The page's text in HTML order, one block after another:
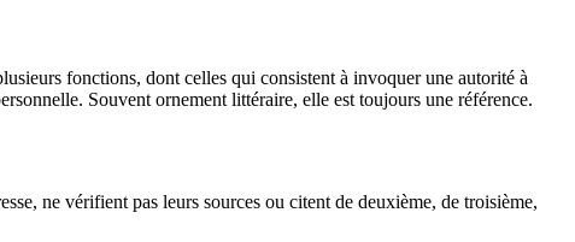
fonctions, dont celles qui consistent à invoquer une autorité à
Souvent ornement littéraire, elle est toujours une référence.
ne vérifient pas leurs sources ou citent de deuxième, de troisième,